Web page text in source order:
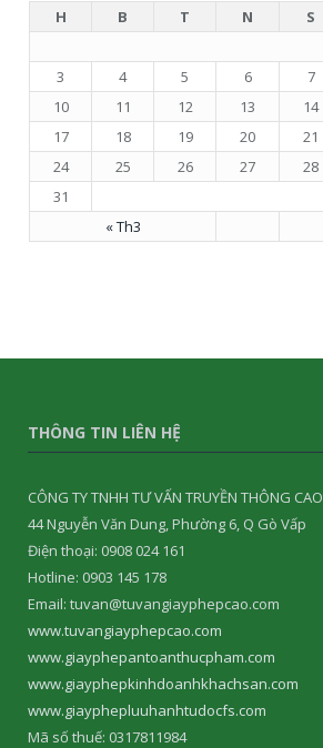
H
B T N S
« Th3
3
4 5 6 7
10
11 12 13 14
17
18 19 20 21
24
25 26 27 28
31
THÔNG TIN LIÊN HỆ
CÔNG TY TNHH TƯ VẤN TRUYỀN THÔNG CAO
44 Nguyễn Văn Dung, Phường 6, Q Gò Vấp
Điện thoại: 0908 024 161
Hotline: 0903 145 178
Email: tuvan@tuvangiayphepcao.com
www.tuvangiayphepcao.com
www.giayphepantoanthucpham.com
www.giayphepkinhdoanhkhachsan.com
www.giayphepluuhanhtudocfs.com
Mã số thuế: 0317811984